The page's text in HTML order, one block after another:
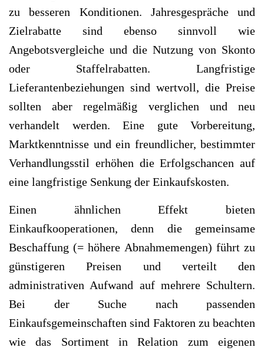
zu besseren Konditionen. Jahresgespräche und
Zielrabatte sind ebenso sinnvoll wie
Angebotsvergleiche und die Nutzung von Skonto
oder Staffelrabatten. Langfristige
Lieferantenbeziehungen sind wertvoll, die Preise
sollten aber regelmäßig verglichen und neu
verhandelt werden. Eine gute Vorbereitung,
Marktkenntnisse und ein freundlicher, bestimmter
Verhandlungsstil erhöhen die Erfolgschancen auf
eine langfristige Senkung der Einkaufskosten.
Einen ähnlichen Effekt bieten
Einkaufkooperationen, denn die gemeinsame
Beschaffung (= höhere Abnahmemengen) führt zu
günstigeren Preisen und verteilt den
administrativen Aufwand auf mehrere Schultern.
Bei der Suche nach passenden
Einkaufsgemeinschaften sind Faktoren zu beachten
wie das Sortiment in Relation zum eigenen